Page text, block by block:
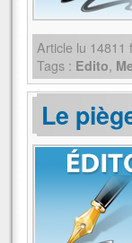
Article lu 14811
Tags : Edito,
Le